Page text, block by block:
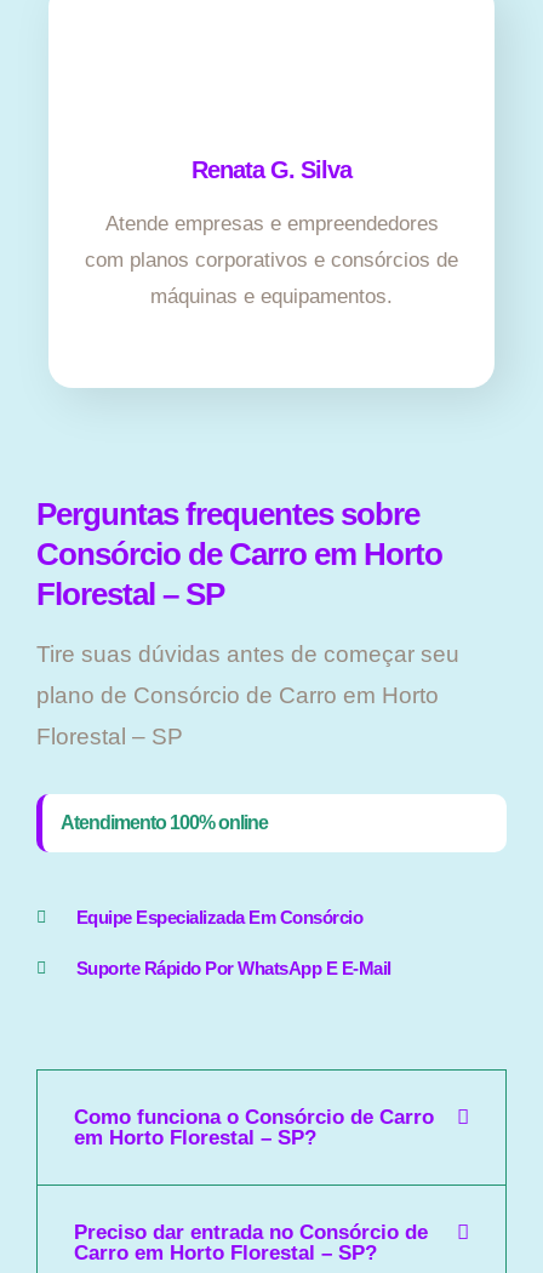
Renata G. Silva
Atende empresas e empreendedores
com planos corporativos e consórcios de
máquinas e equipamentos.
Perguntas frequentes sobre
Consórcio de Carro em Horto
Florestal – SP
Tire suas dúvidas antes de começar seu
plano ​de Consórcio de Carro em Horto
Florestal – SP
Atendimento 100% online
Equipe Especializada Em Consórcio
Suporte Rápido Por WhatsApp E E-Mail
Como funciona o Consórcio de Carro
em Horto Florestal – SP?
Preciso dar entrada no Consórcio de
Carro em Horto Florestal – SP?